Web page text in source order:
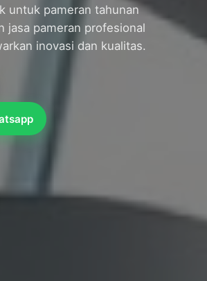
untuk pameran tahunan
jasa pameran profesional
inovasi dan kualitas.